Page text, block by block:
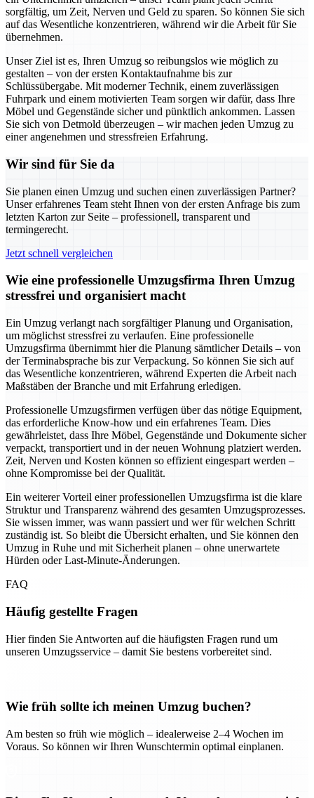
sorgfältig, um Zeit, Nerven und Geld zu sparen. So können Sie sich
auf das Wesentliche konzentrieren, während wir die Arbeit für Sie
übernehmen.
Unser Ziel ist es, Ihren Umzug so reibungslos wie möglich zu
gestalten – von der ersten Kontaktaufnahme bis zur
Schlüssübergabe. Mit moderner Technik, einem zuverlässigen
Fuhrpark und einem motivierten Team sorgen wir dafür, dass Ihre
Möbel und Gegenstände sicher und pünktlich ankommen. Lassen
Sie sich von Detmold überzeugen – wir machen jeden Umzug zu
einer angenehmen und stressfreien Erfahrung.
Wir sind für Sie da
Sie planen einen Umzug und suchen einen zuverlässigen Partner?
Unser erfahrenes Team steht Ihnen von der ersten Anfrage bis zum
letzten Karton zur Seite – professionell, transparent und
termingerecht.
Jetzt schnell vergleichen
Wie eine professionelle Umzugsfirma Ihren Umzug
stressfrei und organisiert macht
Ein Umzug verlangt nach sorgfältiger Planung und Organisation,
um möglichst stressfrei zu verlaufen. Eine professionelle
Umzugsfirma übernimmt hier die Planung sämtlicher Details – von
der Terminabsprache bis zur Verpackung. So können Sie sich auf
das Wesentliche konzentrieren, während Experten die Arbeit nach
Maßstäben der Branche und mit Erfahrung erledigen.
Professionelle Umzugsfirmen verfügen über das nötige Equipment,
das erforderliche Know-how und ein erfahrenes Team. Dies
gewährleistet, dass Ihre Möbel, Gegenstände und Dokumente sicher
verpackt, transportiert und in der neuen Wohnung platziert werden.
Zeit, Nerven und Kosten können so effizient eingespart werden –
ohne Kompromisse bei der Qualität.
Ein weiterer Vorteil einer professionellen Umzugsfirma ist die klare
Struktur und Transparenz während des gesamten Umzugsprozesses.
Sie wissen immer, was wann passiert und wer für welchen Schritt
zuständig ist. So bleibt die Übersicht erhalten, und Sie können den
Umzug in Ruhe und mit Sicherheit planen – ohne unerwartete
Hürden oder Last-Minute-Änderungen.
FAQ
Häufig gestellte Fragen
Hier finden Sie Antworten auf die häufigsten Fragen rund um
unseren Umzugsservice – damit Sie bestens vorbereitet sind.
Wie früh sollte ich meinen Umzug buchen?
Am besten so früh wie möglich – idealerweise 2–4 Wochen im
Voraus. So können wir Ihren Wunschtermin optimal einplanen.